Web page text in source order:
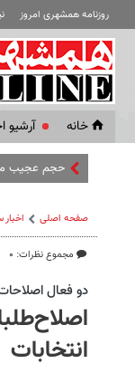
روزنامه همشهری امروز
خانه آرشیو
حجم عجیب
صفحه اصلی
مجموع نظرات: ۰
دو فعال
انتخابات